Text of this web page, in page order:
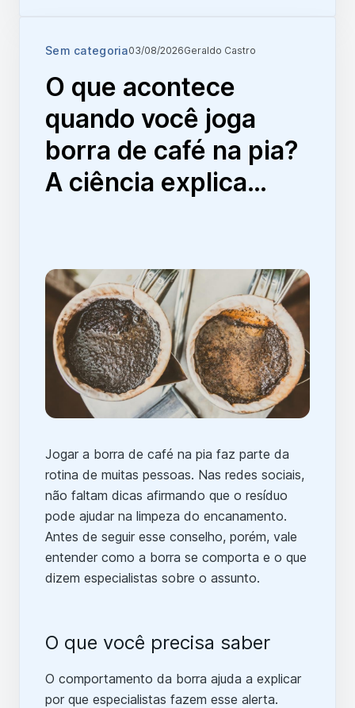
Sem categoria03/08/2026Geraldo Castro
O que acontece
quando você joga
borra de café na pia?
A ciência explica…
Jogar a borra de café na pia faz parte da
rotina de muitas pessoas. Nas redes sociais,
não faltam dicas afirmando que o resíduo
pode ajudar na limpeza do encanamento.
Antes de seguir esse conselho, porém, vale
entender como a borra se comporta e o que
dizem especialistas sobre o assunto.
O que você precisa saber
O comportamento da borra ajuda a explicar
por que especialistas fazem esse alerta.